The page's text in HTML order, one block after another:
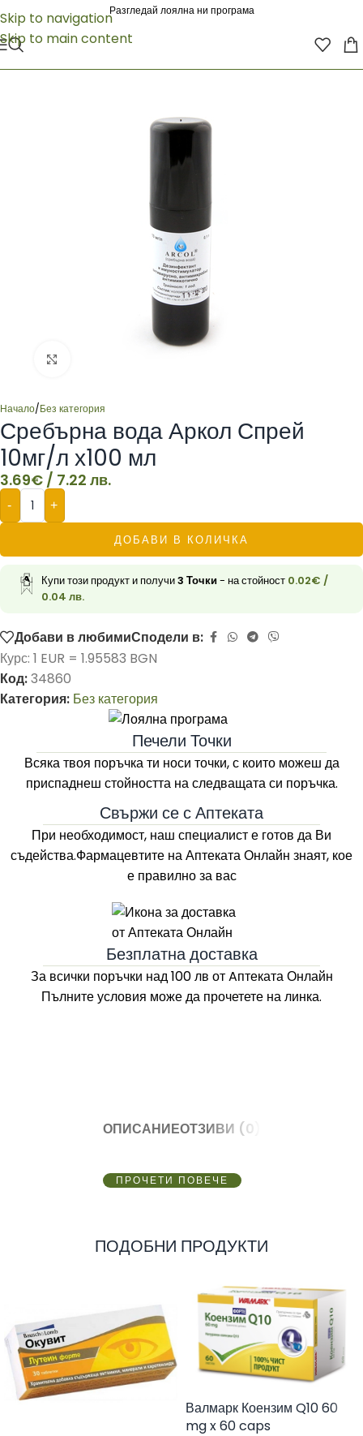
Skip to navigation
Skip to main content
Разгледай лоялна ни програма
Начало/Без категория
Сребърна вода Аркол Спрей
10мг/л х100 мл
3.69€ / 7.22 лв.
- +
ДОБАВИ В КОЛИЧКА
Купи този продукт и получи3 Точки- на стойност 0.02€ /
0.04 лв.
Добави в любимиСподели в:
Курс: 1 EUR = 1.95583 BGN
Код:34860
Категория: Без категория
Печели Точки
Всяка твоя поръчка ти носи точки, с които можеш да
приспаднеш стойността на следващата си поръчка.
Свържи се с Аптеката
При необходимост, наш специалист е готов да Ви
съдейства.Фармацевтите наАптеката Онлайн знаят, кое
е правилно за вас
Безплатна доставка
За всички поръчки над 100 лв от Aптеката Онлайн
Пълните условия може да прочетете на линка.
ОПИСАНИЕОТЗИВИ (0)
ПРОЧЕТИ ПОВЕЧЕ
ПОДОБНИ ПРОДУКТИ
Валмарк Коензим Q10 60
mg x 60 caps